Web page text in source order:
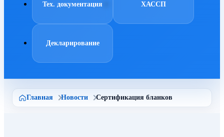
Тех. документация ХАССП
Декларирование
Главная Новости Сертификация бланков